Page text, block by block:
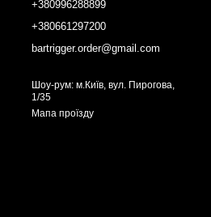
+380996288899
+380661297200
bartrigger.order@gmail.com
Шоу-рум: м.Київ, вул. Пирогова,
1/35
Мапа проїзду